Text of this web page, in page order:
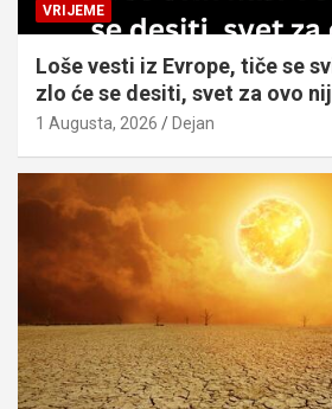
VRIJEME
Loše vesti iz Evrope, tiče se
zlo će se desiti, svet za ovo
1 Augusta, 2026 Dejan